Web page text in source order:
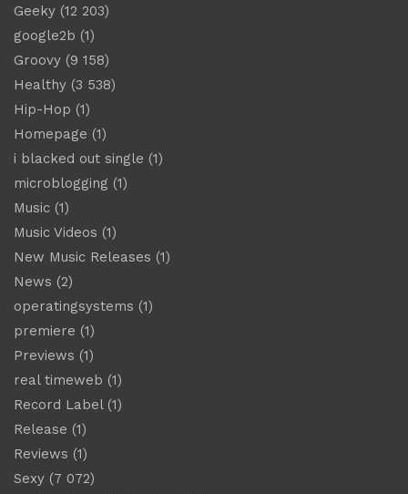
Geeky (12 203)
google2b (1)
Groovy (9 158)
Healthy (3 538)
Hip-Hop (1)
Homepage (1)
i blacked out single (1)
microblogging (1)
Music (1)
Music Videos (1)
New Music Releases (1)
News (2)
operatingsystems (1)
premiere (1)
Previews (1)
real timeweb (1)
Record Label(1)
Release (1)
Reviews (1)
Sexy (7 072)